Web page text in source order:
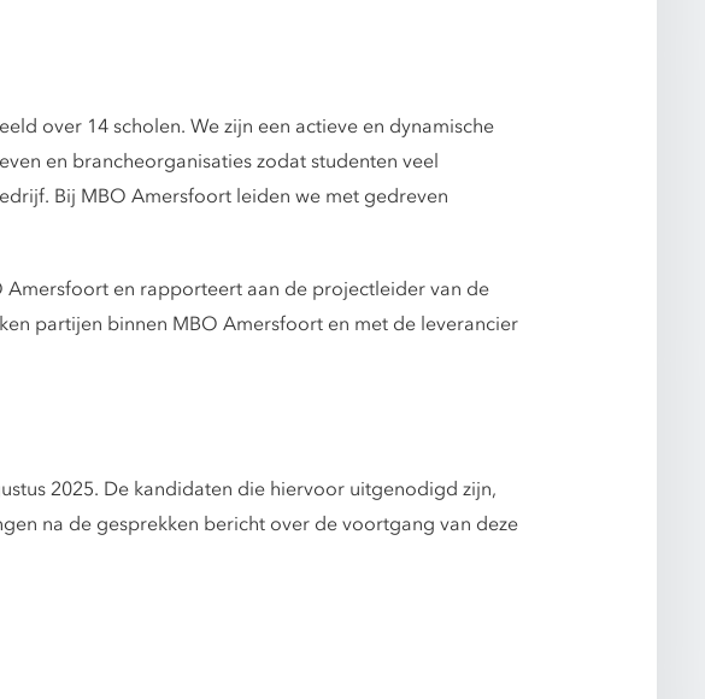
over 14 scholen. We zijn een actieve en dynamische
en brancheorganisaties zodat studenten veel
Bij MBO Amersfoort leiden we met gedreven
en rapporteert aan de projectleider van de
partijen binnen MBO Amersfoort en met de leverancier
2025. De kandidaten die hiervoor uitgenodigd zijn,
na de gesprekken bericht over de voortgang van deze